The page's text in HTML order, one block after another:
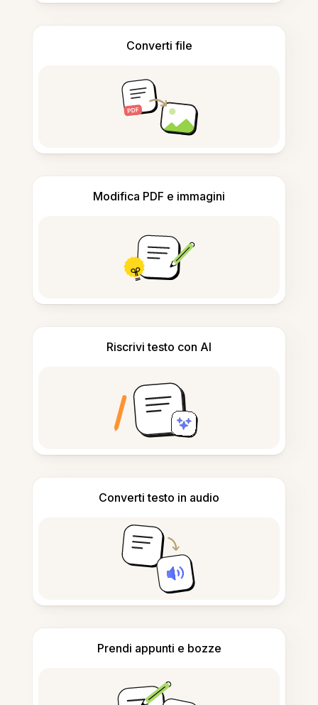
Converti file
Modifica PDF e immagini
Riscrivi testo con AI
Converti testo in audio
Prendi appunti e bozze